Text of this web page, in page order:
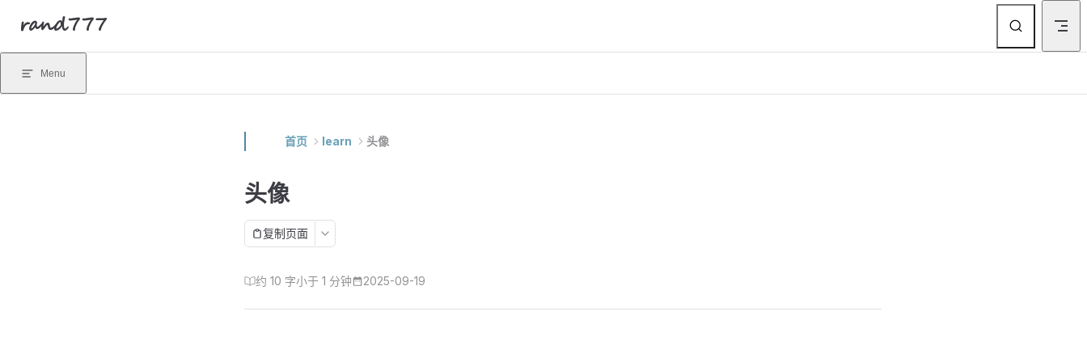
Skip to content
rand777
Menu
首页 learn 头像
头像
复制页面
约 10 字小于 1 分钟 2025-09-19